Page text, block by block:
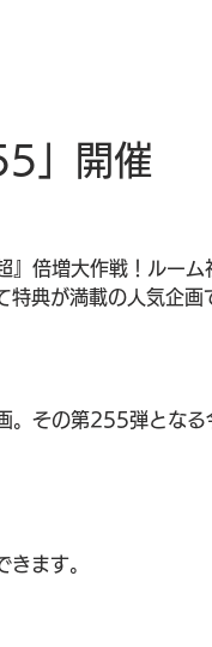
」開催
』倍増大作戦！ルーム
典が満載の人気企画
。その第255弾となる
ます。